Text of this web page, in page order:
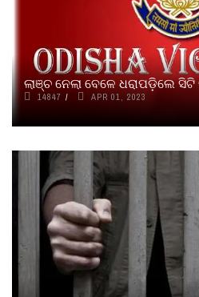
ଲାଞ୍ଚ ନେଲା ବେଳେ ଧରାପଡ଼ିଲେ
14847 APR 01, 2023